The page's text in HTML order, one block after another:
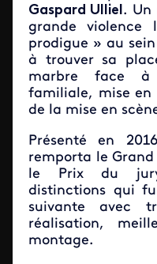
Gaspard Ulliel . Un
grande violence
prodigue » au
à trouver sa
marbre face à
familiale, mise en
de la mise en
Présenté en
remporta le
le Prix du
distinctions qui
suivante avec
réalisation,
montage.